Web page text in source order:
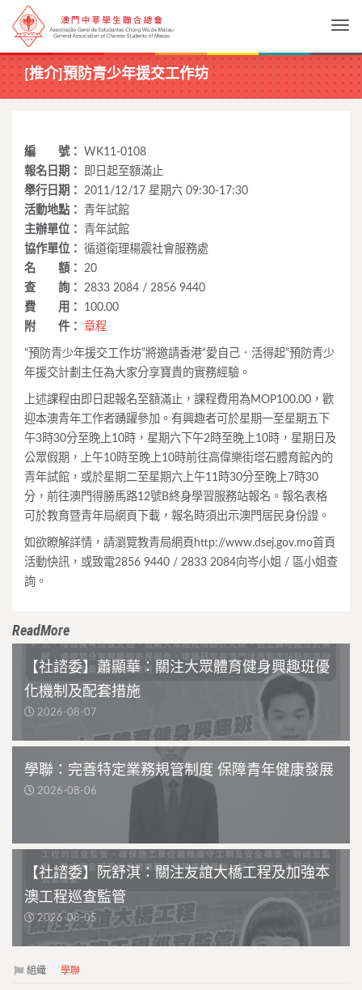
[推介]預防青少年援交工作坊
編 號： WK11-0108
報名日期：
即日起至額滿止
舉行日期： 2011/12/17 星期六 09:30-17:30
活動地點： 青年試館
主辦單位： 青年試館
協作單位： 循道衛理楊震社會服務處
名 額： 20
查 詢： 2833 2084 / 2856 9440
費 用：
100.00
附 件： 章程
“預防青少年援交工作坊”將邀請香港“愛自己．活得起”預防青少
年援交計劃主任為大家分享寶貴的實務經驗。
上述課程由即日起報名至額滿止，課程費用為MOP100.00，歡
迎本澳青年工作者踴躍參加。有興趣者可於星期一至星期五下
午3時30分至晚上10時，星期六下午2時至晚上10時，星期日及
公眾假期，上午10時至晚上10時前往高偉樂街塔石體育館內的
青年試館，或於星期二至星期六上午11時30分至晚上7時30
分，前往澳門得勝馬路12號B終身學習服務站報名。報名表格
可於教育暨青年局網頁下載，報名時須出示澳門居民身份證。
如欲瞭解詳情，請瀏覽教青局網頁http://www.dsej.gov.mo首頁
活動快訊，或致電2856 9440 / 2833 2084向岑小姐 / 區小姐查
詢。
ReadMore
【社諮委】蕭顯華：關注大眾體育健身興趣班優
化機制及配套措施
2026-08-07
學聯：完善特定業務規管制度 保障青年健康發展
2026-08-06
【社諮委】阮舒淇：關注友誼大橋工程及加強本
澳工程巡查監管
2026-08-05
組織 學聯